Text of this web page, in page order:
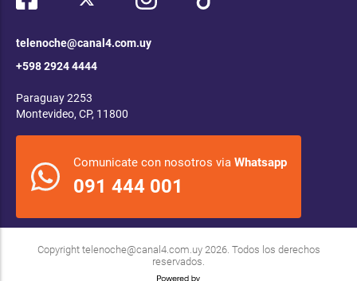
telenoche@canal4.com.uy
+598 2924 4444
Paraguay 2253
Montevideo, CP, 11800
Comunicate con nosotros via Whatsapp
091 444 001
Copyright telenoche@canal4.com.uy2026. Todos los derechos
reservados.